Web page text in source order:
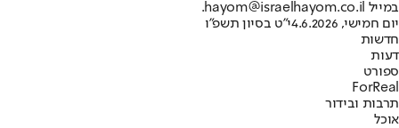
במייל hayom@israelhayom.co.il.
יום חמישי, 4.6.2026
י"ט בסיון תשפ"ו
חדשות
דעות
ספורט
ForReal
תרבות ובידור
אוכל